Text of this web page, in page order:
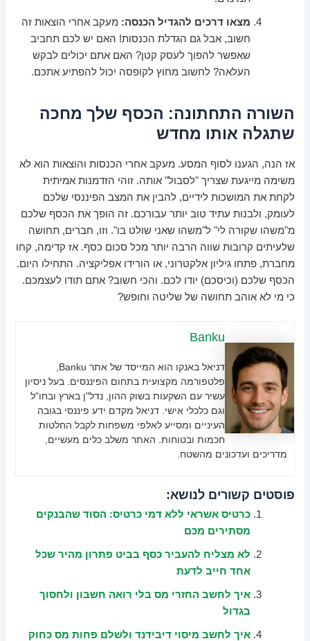
מצאו דרכים להגדיל הכנסה: מעקב אחרי הוצאות זה
חשוב, אבל גם הגדלת הכנסות! האם יש לכם תחביב
שאפשר להפוך לעסק קטן? האם אתם יכולים לבקש
העלאה? לחשוב מחוץ לקופסה יכול להפתיע אתכם.
השורה התחתונה: הכסף שלך מחכה
שתגלה אותו מחדש
אז הנה, הגענו לסוף המסע. מעקב אחרי הכנסות והוצאות הוא לא
משימה מייגעת שצריך "לסבול" אותה. זוהי הזדמנות אמיתית
לקחת את המושכות לידיים, להבין את המצב הפיננסי שלכם
לעומק, ולבנות עתיד טוב יותר עבורכם. זה הופך את הכסף שלכם
מ"משהו שקורה לי" ל"משהו שאני שולט בו". וזו, חברים, תחושה
שלעיתים קרובות שווה הרבה יותר מכל סכום כסף. אז קדימה, קחו
מחברת, פתחו גיליון אלקטרוני, או הורידו אפליקציה. התחילו היום.
הכסף שלכם (וכיסכם) יודו לכם. והכי חשוב? אתם תודו לעצמכם.
כי מי לא אוהב תחושה של שליטה וחופש?
Banku
דניאל באנקו הוא המייסד של אתר Banku,
פלטפורמה מקצועית בתחום הפיננסים. בעל ניסיון
עשיר עם השקעות בשוק ההון, נדל"ן בארץ ובחו"ל
וגם כלכלי אישי. דניאל מקדם ידע פיננסי בגובה
העיניים ומסייע לאלפי משפחות לקבל החלטות
חכמות ובטוחות. האתר משלב כלים מעשיים,
מדריכים ועדכונים מהשטח.
פוסטים קשורים לנושא:
כרטיס אשראי ללא דמי כרטיס: הסוד שהבנקים
מסתירים מכם
לא מצליח להעביר כסף בביט פתרון מהיר שכל
אחד חייב לדעת
איך לחשב החזרי מס בלי רואה חשבון ולחסוך
בגדול
איך לחשב מיסוי דיבידנד ולשלם פחות מס כחוק